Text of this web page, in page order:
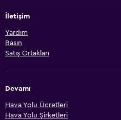
İletişim
Yardım
Basın
Satış Ortakları
Devamı
Hava Yolu Ücretleri
Hava Yolu Şirketleri